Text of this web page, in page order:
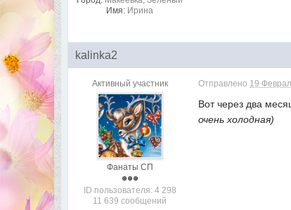
Имя: Ирина
kalinka2
Активный участник
Фанаты СП
ID пользователя: 4 298
11 639 сообщений
Отправлено 19
Вот через два
очень холодная)